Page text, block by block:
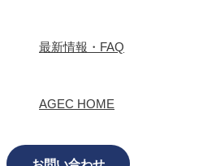
最新情報・FAQ
AGEC HOME